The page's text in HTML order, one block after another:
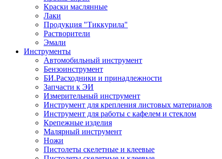
Краски маслянные
Лаки
Продукция "Тиккурила"
Растворители
Эмали
Инструменты
Автомобильный инструмент
Бензоинструмент
БИ.Расходники и принадлежности
Запчасти к ЭИ
Измерительный инструмент
Инструмент для крепления листовых материалов
Инструмент для работы с кафелем и стеклом
Крепежные изделия
Малярный инструмент
Ножи
Пистолеты скелетные и клеевые